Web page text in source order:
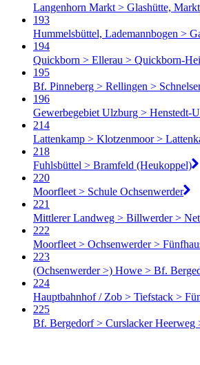
Langenhorn Markt > Glashütte, Markt
193
Hummelsbüttel, Lademannbogen >
194
Quickborn > Ellerau > Quickborn-
195
Bf. Pinneberg > Rellingen >
196
Gewerbegebiet Ulzburg > Henstedt-
214
Lattenkamp > Klotzenmoor >
218
Fuhlsbüttel > Bramfeld (Heukoppel)
220
Moorfleet > Schule Ochsenwerder
221
Mittlerer Landweg > Billwerder >
222
Moorfleet > Ochsenwerder >
223
(Ochsenwerder >) Howe > Bf.
224
Hauptbahnhof / Zob > Tiefstack >
225
Bf. Bergedorf > Curslacker